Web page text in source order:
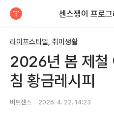
센스쟁이 프로
라이프스타일, 취미생활
2026년 봄 제철
침 황금레시피
비트센스 2026. 4. 22. 14:23